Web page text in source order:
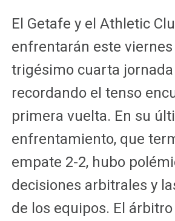
El Getafe y el Athletic
enfrentarán este viernes
trigésimo cuarta jornada
recordando el tenso
primera vuelta. En su
enfrentamiento, que
empate 2-2, hubo
decisiones arbitrales y
de los equipos. El